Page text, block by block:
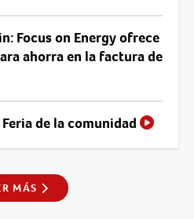
Focus on Energy ofrece
ahorra en la factura de
de la comunidad
MÁS